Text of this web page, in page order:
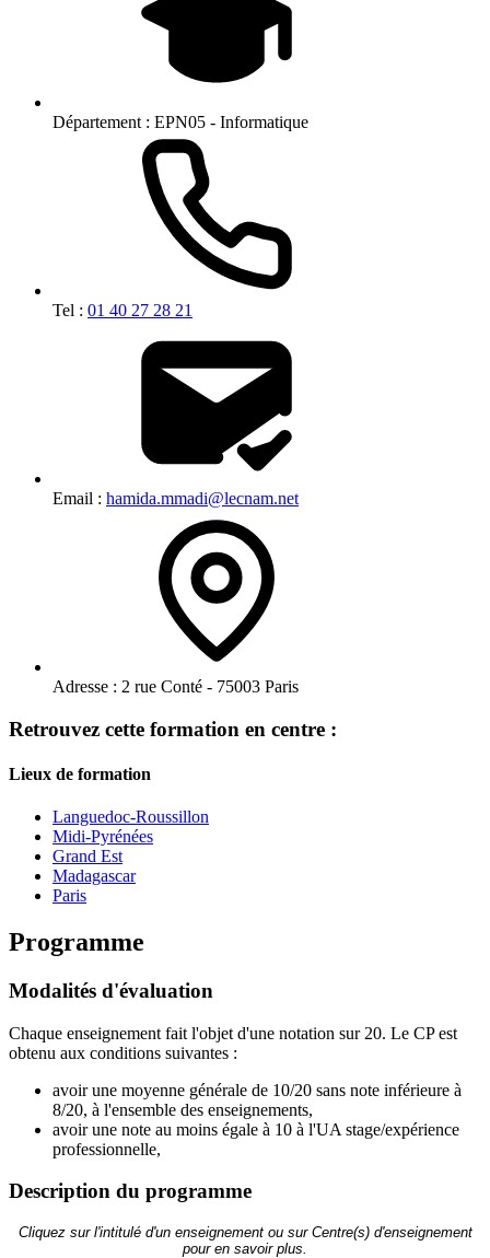
Département : EPN05 - Informatique
Tel : 01 40 27 28 21
Email : hamida.mmadi@lecnam.net
Adresse : 2 rue Conté - 75003 Paris
Retrouvez cette formation en centre :
Lieux de formation
Languedoc-Roussillon
Midi-Pyrénées
Grand Est
Madagascar
Paris
Programme
Modalités d'évaluation
Chaque enseignement fait l'objet d'une notation sur 20. Le CP est
obtenu aux conditions suivantes :
avoir une moyenne générale de 10/20 sans note inférieure à
8/20, à l'ensemble des enseignements,
avoir une note au moins égale à 10 à l'UA stage/expérience
professionnelle,
Description du programme
Cliquez sur l'intitulé d'un enseignement ou sur Centre(s) d'enseignement
pour en savoir plus.